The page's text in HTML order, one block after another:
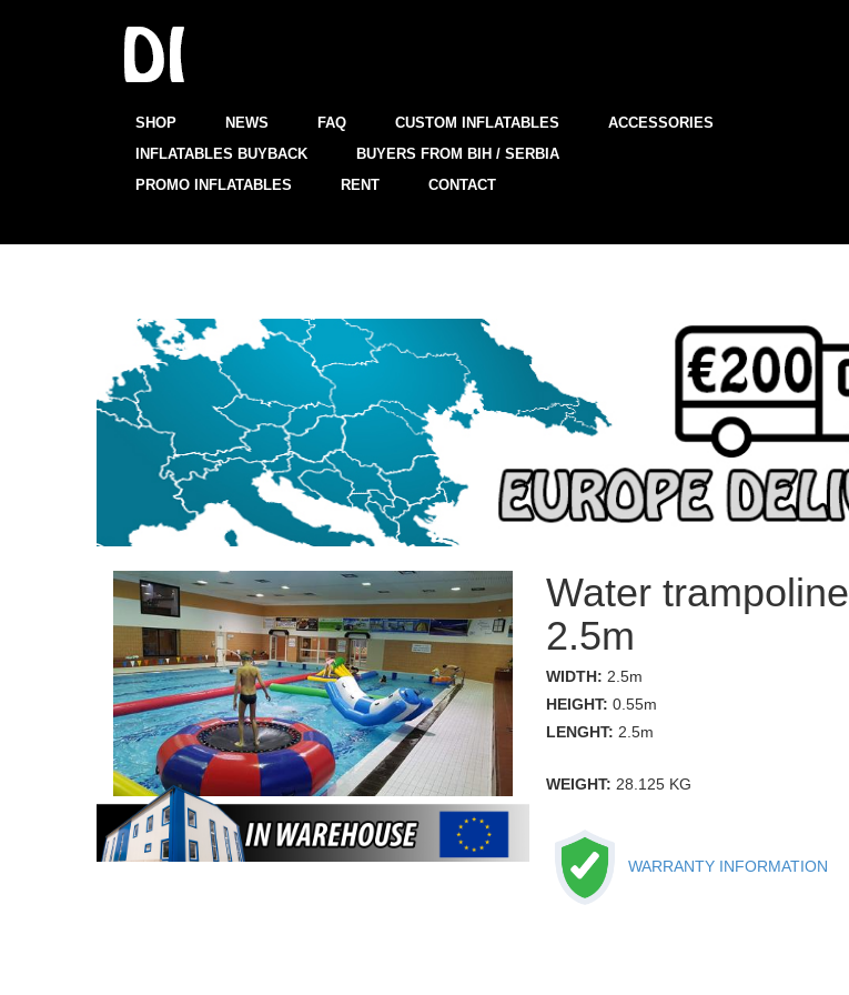
SHOP NEWS FAQ CUSTOM INFLATABLES
ACCESSORIES
INFLATABLES BUYBACK
BUYERS FROM BIH / SERBIA
PROMO INFLATABLES
RENT CONTACT
Water trampoline
2.5m
WIDTH: 2.5m
HEIGHT: 0.55m
LENGHT: 2.5m
WEIGHT: 28.125 KG
WARRANTY INFORMATION